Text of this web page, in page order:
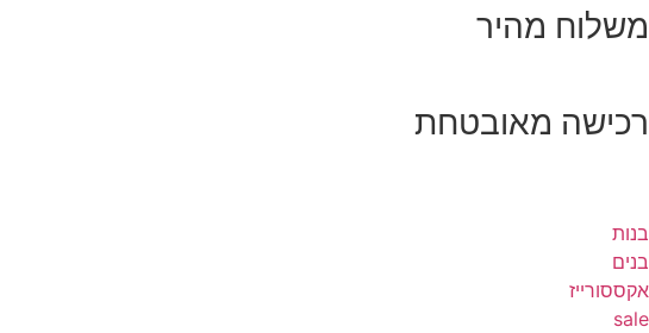
משלוח מהיר
רכישה מאובטחת
בנות
בנים
אקססורייז
sale